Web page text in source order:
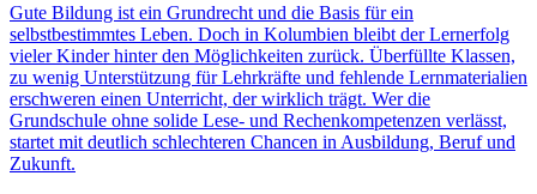
Gute Bildung ist ein Grundrecht und die Basis für ein
selbstbestimmtes Leben. Doch in Kolumbien bleibt der Lernerfolg
vieler Kinder hinter den Möglichkeiten zurück. Überfüllte Klassen,
zu wenig Unterstützung für Lehrkräfte und fehlende Lernmaterialien
erschweren einen Unterricht, der wirklich trägt. Wer die
Grundschule ohne solide Lese- und Rechenkompetenzen verlässt,
startet mit deutlich schlechteren Chancen in Ausbildung, Beruf und
Zukunft.